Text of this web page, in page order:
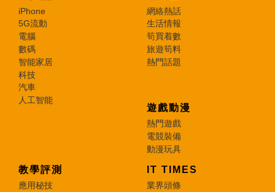
iPhone
5G流動
電腦
數碼
智能家居
科技
汽車
人工智能
網絡熱話
生活情報
筍買着數
旅遊筍料
熱門話題
遊戲動漫
熱門遊戲
電競裝備
動漫玩具
教學評測
應用秘技
IT TIMES
業界頭條